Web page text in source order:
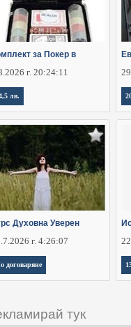
за Покер в
г. 20:24:11
лв.
Духовна Уверен
г. 4:26:07
договаряне
тук